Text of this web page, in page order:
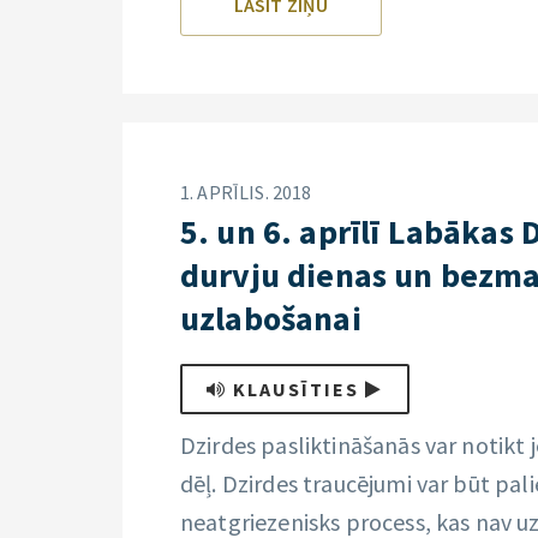
LASĪT ZIŅU
1. APRĪLIS. 2018
5. un 6. aprīlī Labākas
durvju dienas un
uzlabošanai
KLAUSĪTIES
Dzirdes pasliktināšanās var notikt
dēļ. Dzirdes traucējumi var būt
neatgriezenisks process, kas nav